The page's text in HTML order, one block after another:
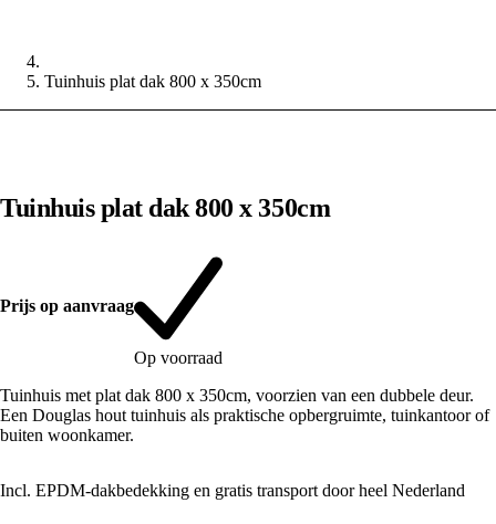
Tuinhuis plat dak 800 x 350cm
Tuinhuis plat dak 800 x 350cm
Prijs op aanvraag
Op voorraad
Tuinhuis met plat dak 800 x 350cm, voorzien van een dubbele deur.
Een Douglas hout tuinhuis als praktische opbergruimte, tuinkantoor of
buiten woonkamer.
Incl. EPDM-dakbedekking en gratis transport door heel Nederland